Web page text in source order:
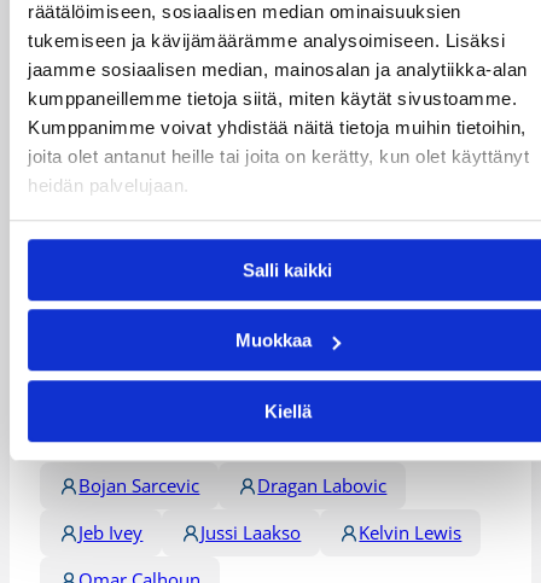
räätälöimiseen, sosiaalisen median ominaisuuksien
tukemiseen ja kävijämäärämme analysoimiseen. Lisäksi
jaamme sosiaalisen median, mainosalan ja analytiikka-alan
kumppaneillemme tietoja siitä, miten käytät sivustoamme.
Kumppanimme voivat yhdistää näitä tietoja muihin tietoihin,
joita olet antanut heille tai joita on kerätty, kun olet käyttänyt
heidän palvelujaan.
Salli kaikki
Muokkaa
Kiellä
Juan’ya Green operoi 22 pisteen, 7 syötön, 4 levypallon
ja 2 riiston tilastorivin Pyrinnön takakentällä, Kenneth
Manigaultin (19/7/5 syöttöä/5 riistoa) ja Antero Lehdon
(18/7 syöttöä) kompatessa vierellä.
Sean O’Brien (20/11/4 syöttöä) ja 24 pistettä heittänyt
Kevin Bracy-Davis olivat Korihaiden valopilkkuja
Bojan Sarcevic
Dragan Labovic
Jeb Ivey
Jussi Laakso
Kelvin Lewis